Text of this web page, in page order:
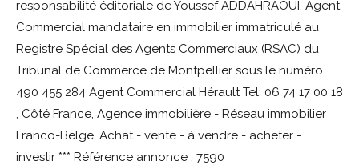
responsabilité éditoriale de Youssef ADDAHRAOUI, Agent
Commercial mandataire en immobilier immatriculé au
Registre Spécial des Agents Commerciaux (RSAC) du
Tribunal de Commerce de Montpellier sous le numéro
490 455 284 Agent Commercial Hérault Tel: 06 74 17 00 18
, Côté France, Agence immobilière - Réseau immobilier
Franco-Belge. Achat - vente - à vendre - acheter -
investir *** Référence annonce : 7590